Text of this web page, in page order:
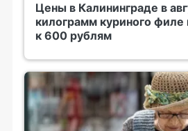
Цены в Калининграде в
килограмм куриного
к 600 рублям